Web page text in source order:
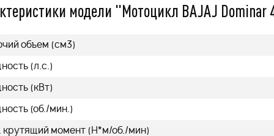
модели "Мотоцикл BAJAJ
объем (см3)
(л.с.)
(кВт)
(об./мин.)
крутящий момент (H*м/об./мин)